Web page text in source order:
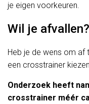
je eigen voorkeuren.
Wil je afvallen?
Heb je de wens om af
een crosstrainer
Onderzoek heeft
crosstrainer méér